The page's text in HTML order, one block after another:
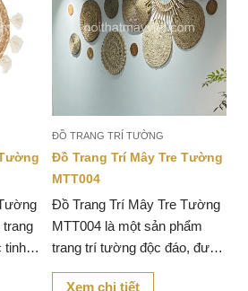
trang
tinh
ĐỒ TRANG TRÍ TƯỜNG
Đồ Trang Trí Mây Tre Tường
MTT004
Đồ Trang Trí Mây Tre Tường
MTT004 là một sản phẩm
trang trí tường độc đáo, được
làm từ mây tre tự nhiên,
Xem chi tiết